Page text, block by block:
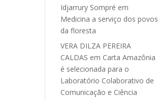
Idjarrury Sompré em
Medicina a serviço dos povos
da floresta
VERA DILZA PEREIRA
CALDAS em Carta Amazônia
é selecionada para o
Laboratório Colaborativo de
Comunicação e Ciência